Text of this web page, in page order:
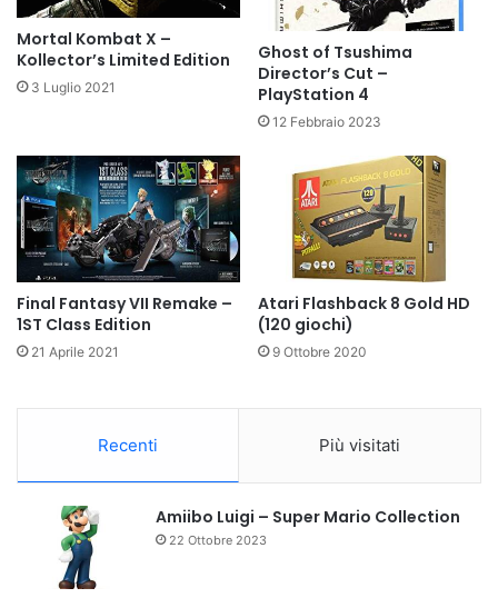
Mortal Kombat X –
Kollector’s Limited Edition
3 Luglio 2021
Ghost of Tsushima
Director’s Cut –
PlayStation 4
12 Febbraio 2023
Final Fantasy VII Remake –
1ST Class Edition
21 Aprile 2021
Atari Flashback 8 Gold HD
(120 giochi)
9 Ottobre 2020
Recenti Più visitati
Amiibo Luigi – Super Mario Collection
22 Ottobre 2023